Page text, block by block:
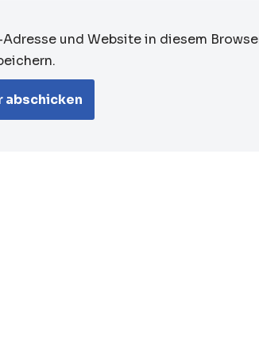
und Website in diesem